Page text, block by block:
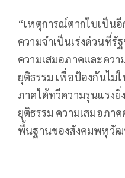
“เหตุการณ์ตากใบเป็น
ความจำเป็นเร่งด่วนที่รั
ความเสมอภาคและคว
ยุติธรรม เพื่อป้องกันไ
ภาคใต้ทวีความรุนแรงยิ่
ยุติธรรม ความเสมอภา
พื้นฐานของสังคมพหุวัฒ